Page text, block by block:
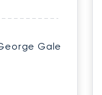
Gale